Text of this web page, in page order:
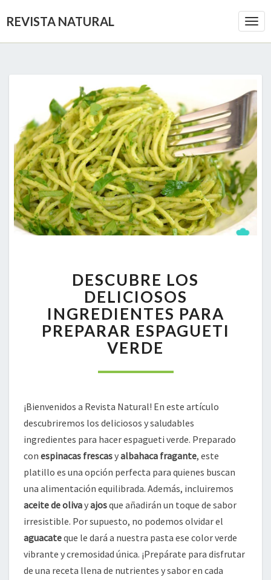
REVISTA NATURAL
LOS
DELICIOSOS
INGREDIENTES
PARA
PREPARAR
ESPAGUETI
DESCUBRE LOS
DELICIOSOS
INGREDIENTES PARA
PREPARAR ESPAGUETI
VERDE
¡Bienvenidos a Revista Natural! En este artículo
descubriremos los deliciosos y saludables
ingredientes para hacer espagueti verde. Preparado
con espinacas frescasyalbahaca fragante, este
platillo es una opción perfecta para quienes buscan
una alimentación equilibrada. Además, incluiremos
aceite de olivayajosque añadirán un toque de sabor
irresistible. Por supuesto, no podemos olvidar el
aguacateque le dará a nuestra pasta ese color verde
vibrante y cremosidad única. ¡Prepárate para disfrutar
de una receta llena de nutrientes y sabor en cada